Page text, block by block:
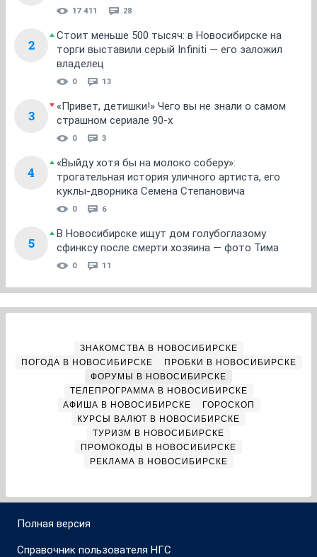
17 411 28
2
Стоит меньше 500 тысяч: в Новосибирске на
торги выставили серый Infiniti — его заложил
владелец
0 13
3
«Привет, детишки!» Чего вы не знали о самом
страшном сериале 90-х
0 3
4
«Выйду хотя бы на молоко соберу»:
трогательная история уличного артиста, его
куклы-дворника Семена Степановича
0 6
5
В Новосибирске ищут дом голубоглазому
сфинксу после смерти хозяина — фото Тима
0 11
ЗНАКОМСТВА В НОВОСИБИРСКЕ
ПОГОДА В НОВОСИБИРСКЕ
ПРОБКИ В НОВОСИБИРСКЕ
ФОРУМЫ В НОВОСИБИРСКЕ
ТЕЛЕПРОГРАММА В НОВОСИБИРСКЕ
АФИША В НОВОСИБИРСКЕ
ГОРОСКОП
КУРСЫ ВАЛЮТ В НОВОСИБИРСКЕ
ТУРИЗМ В НОВОСИБИРСКЕ
ПРОМОКОДЫ В НОВОСИБИРСКЕ
РЕКЛАМА В НОВОСИБИРСКЕ
Полная версия
Справочник пользователя НГС